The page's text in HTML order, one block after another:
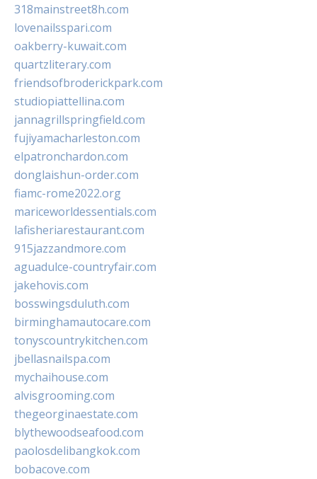
318mainstreet8h.com
lovenailsspari.com
oakberry-kuwait.com
quartzliterary.com
friendsofbroderickpark.com
studiopiattellina.com
jannagrillspringfield.com
fujiyamacharleston.com
elpatronchardon.com
donglaishun-order.com
fiamc-rome2022.org
mariceworldessentials.com
lafisheriarestaurant.com
915jazzandmore.com
aguadulce-countryfair.com
jakehovis.com
bosswingsduluth.com
birminghamautocare.com
tonyscountrykitchen.com
jbellasnailspa.com
mychaihouse.com
alvisgrooming.com
thegeorginaestate.com
blythewoodseafood.com
paolosdelibangkok.com
bobacove.com